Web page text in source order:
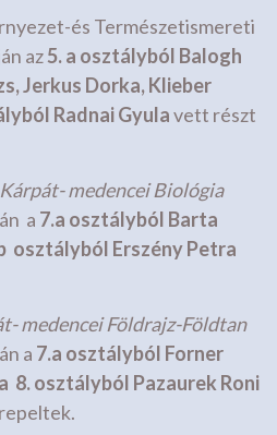
és Természetismereti
az5. a osztályból Balogh
Jerkus Dorka, Klieber
Radnai Gyulavett részt
medencei Biológia
a 7.a osztályból Barta
osztályból Erszény Petra
medencei Földrajz-Földtan
a 7.a osztályból Forner
8. osztályból Pazaurek Roni